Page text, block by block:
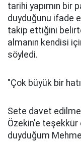
tarihi yapımın bir
duyduğunu ifade
takip ettiğini
almanın kendisi
söyledi.
"Çok büyük bir
Sete davet
Özekin'e teşekkür
duyduğum